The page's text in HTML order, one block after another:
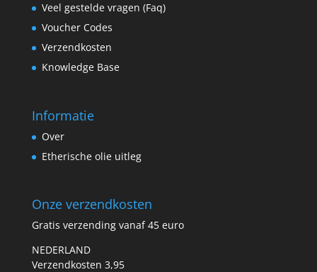
Veel gestelde vragen (Faq)
Voucher Codes
Verzendkosten
Knowledge Base
Informatie
Over
Etherische olie uitleg
Onze verzendkosten
Gratis verzending vanaf 45 euro
NEDERLAND
Verzendkosten 3,95